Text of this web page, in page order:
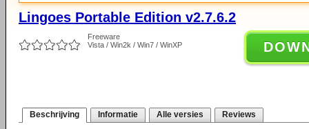
Lingoes Portable Edition v2.7.6.2
Freeware
Vista / Win2k / Win7 / WinXP
Beschrijving Informatie Alle versies Reviews